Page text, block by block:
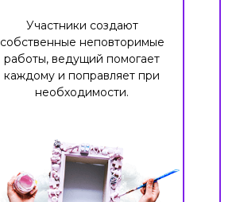
Участники создают
собственные неповторимые
работы, ведущий помогает
каждому и поправляет при
необходимости.